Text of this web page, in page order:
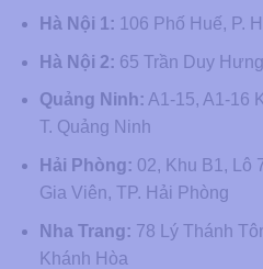
Hà Nội 1: 106 Phố Huế, P.
Hà Nội 2: 65 Trần Duy
Quảng Ninh: A1-15, A1-16
T. Quảng Ninh
Hải Phòng: 02, Khu B1, Lô
Gia Viên, TP. Hải Phòng
Nha Trang: 78 Lý Thánh
Khánh Hòa